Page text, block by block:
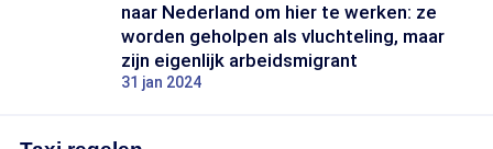
naar Nederland om hier te werken: ze
worden geholpen als vluchteling, maar
zijn eigenlijk arbeidsmigrant
31 jan 2024